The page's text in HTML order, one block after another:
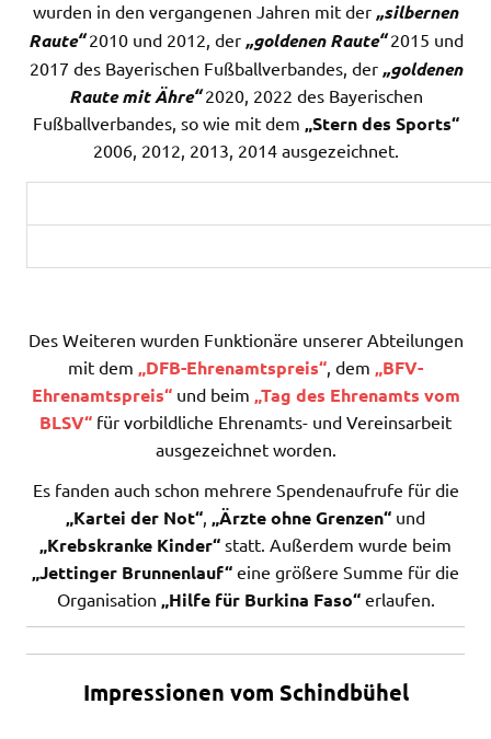
wurden in den vergangenen Jahren mit der „silbernen
Raute“2010 und 2012, der „goldenen Raute“2015 und
2017 des Bayerischen Fußballverbandes, der „goldenen
Raute mit Ähre“2020, 2022 des Bayerischen
Fußballverbandes, so wie mit dem „Stern des Sports“
2006, 2012, 2013, 2014 ausgezeichnet.
Des Weiteren wurden Funktionäre unserer Abteilungen
mit dem „DFB-Ehrenamtspreis“, dem „BFV-
Ehrenamtspreis“und beim „Tag des Ehrenamts vom
BLSV“ für vorbildliche Ehrenamts- und Vereinsarbeit
ausgezeichnet worden.
Es fanden auch schon mehrere Spendenaufrufe für die
„Kartei der Not“, „Ärzte ohne Grenzen“ und
„Krebskranke Kinder“ statt. Außerdem wurde beim
„Jettinger Brunnenlauf“ eine größere Summe für die
Organisation „Hilfe für Burkina Faso“erlaufen.
Impressionen vom Schindbühel